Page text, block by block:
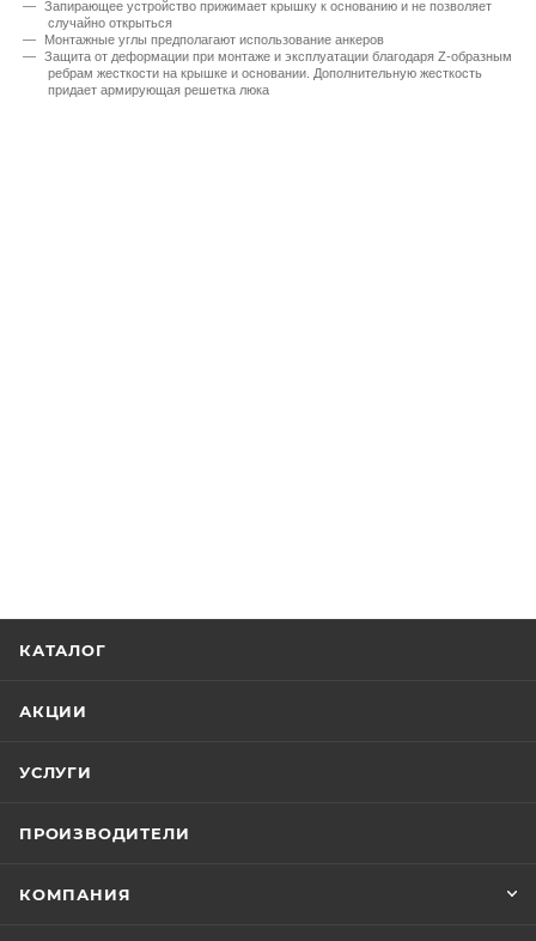
Запирающее устройство прижимает крышку к основанию и не позволяет
случайно открыться
Монтажные углы предполагают использование анкеров
Защита от деформации при монтаже и эксплуатации благодаря Z-образным
ребрам жесткости на крышке и основании. Дополнительную жесткость
придает армирующая решетка люка
КАТАЛОГ
АКЦИИ
УСЛУГИ
ПРОИЗВОДИТЕЛИ
КОМПАНИЯ